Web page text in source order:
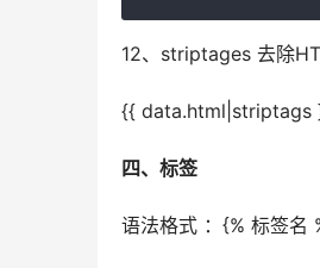
12、striptages 去除
{{ data.html|striptags
四、标签
语法格式 ：{% 标签名